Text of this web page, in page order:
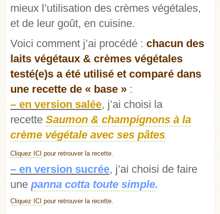
mieux l’utilisation des crèmes végétales,
et de leur goût, en cuisine.
Voici comment j’ai procédé : chacun des
laits végétaux & crèmes végétales
testé(e)s a été utilisé et comparé dans
une recette de « base » :
– en version salée, j’ai choisi la
recette Saumon & champignons à la
crème végétale avec ses pâtes
Cliquez ICI pour retrouver la recette.
– en version sucrée, j’ai choisi de faire
une panna cotta toute simple.
Cliquez ICI pour retrouver la recette.